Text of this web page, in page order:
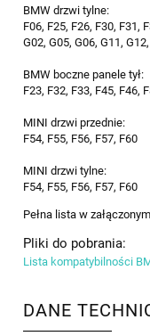
BMW drzwi tylne:
F06, F25, F26, F30, F31,
G02, G05, G06, G11,
BMW boczne panele tył:
F23, F32, F33, F45, F46,
MINI drzwi przednie:
F54, F55, F56, F57, F60
MINI drzwi tylne:
F54, F55, F56, F57, F60
Pełna lista w
Pliki do pobrania:
Lista kompatybilności
DANE